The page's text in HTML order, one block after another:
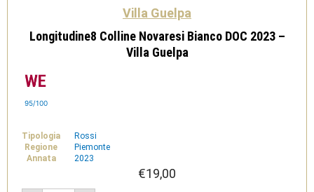
Villa Guelpa
Longitudine8 Colline Novaresi Bianco DOC 2023 –
Villa Guelpa
95/100
Tipologia
Rossi
Regione
Piemonte
Annata
2023
€19,00